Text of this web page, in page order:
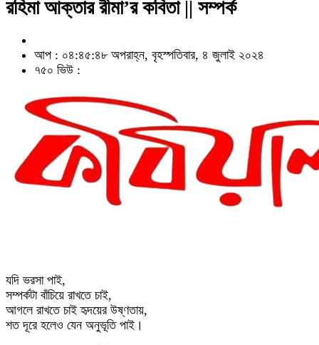
রহিমা আক্তার রীমা’র কবিতা || সম্পর্ক
আপ : ০৪:৪৫:৪৮ অপরাহ্ন, বৃহস্পতিবার, ৪ জুলাই ২০২৪
৭৫০ ভিউ :
যদি ভরসা পাই,
সম্পর্কটা বাঁচিয়ে রাখতে চাই,
আগলে রাখতে চাই হৃদয়ের উষ্ণতায়,
শত দূরে হলেও যেন অনুভূতি পাই।